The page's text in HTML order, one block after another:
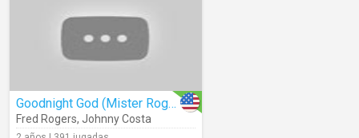
Goodnight God (Mister Rogers' Neighborhood)
Fred Rogers, Johnny Costa